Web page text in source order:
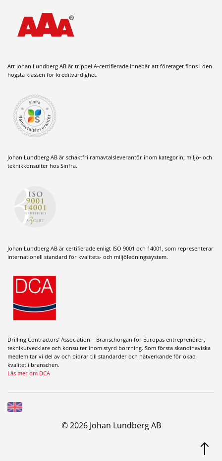
Att Johan Lundberg AB är trippel A-certifierade innebär att företaget finns i den
högsta klassen för kreditvärdighet.
Johan Lundberg AB är schaktfri ramavtalsleverantör inom kategorin; miljö- och
teknikkonsulter hos Sinfra.
Johan Lundberg AB är certifierade enligt ISO 9001 och 14001, som representerar
internationell standard för kvalitets- och miljöledningssystem.
Drilling Contractors’ Association – Branschorgan för Europas entreprenörer,
teknikutvecklare och konsulter inom styrd borrning. Som första skandinaviska
medlem tar vi del av och bidrar till standarder och nätverkande för ökad
kvalitet i branschen.
Läs mer om DCA
© 2026 Johan Lundberg AB